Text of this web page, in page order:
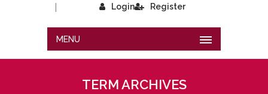
Login
| Register
MENU
TERM ARCHIVES